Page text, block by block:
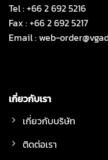
Tel : +66 2 692 5216
Fax : +66 2 692 5217
Email :web-
เกี่ยวกับเรา
เกี่ยวกับบริษัท
ติดต่อเรา